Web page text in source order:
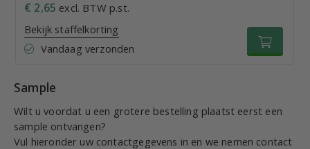
€ 2,65 excl. BTW p.st.
Bekijk staffelkorting
Vandaag verzonden
Sample
Wilt u voordat u een grotere bestelling plaatst eerst een
sample ontvangen?
Vul hieronder uw contactgegevens in en we nemen contact